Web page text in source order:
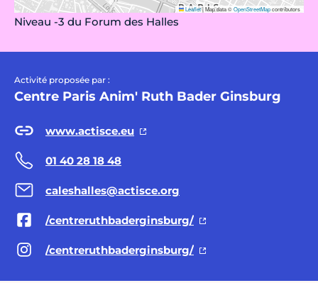
Leaflet|Map data ©OpenStreetMapcontributors
Niveau -3 du Forum des Halles
Activité proposée par :
Centre Paris Anim' Ruth Bader Ginsburg
www.actisce.eu
01 40 28 18 48
caleshalles@actisce.org
/centreruthbaderginsburg/
/centreruthbaderginsburg/